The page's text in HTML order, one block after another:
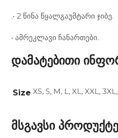
.• 2 წინა წყალგაუმტარი ჯიბე.
• ამრეკლავი ჩანართები.
დამატებითი
Size XS, S, M, L, XL, XXL,
მსგავსი